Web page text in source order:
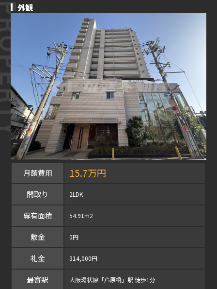
外観
月額費用 15.7万円
間取り 2LDK
専有面積 54.91m2
敷金 0円
礼金 314,000円
最寄駅 大阪環状線「芦原橋」駅 徒歩1分